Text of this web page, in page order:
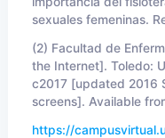
sexuales femeninas.
(2) Facultad de
the Internet]. Toledo:
c2017 [updated 2016
screens]. Available
https://